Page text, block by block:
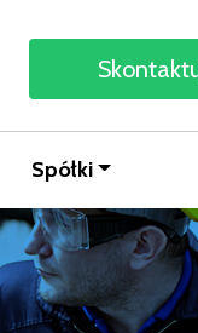
Spółki